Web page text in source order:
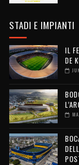
STADI E IMPIANTI
IL
DE